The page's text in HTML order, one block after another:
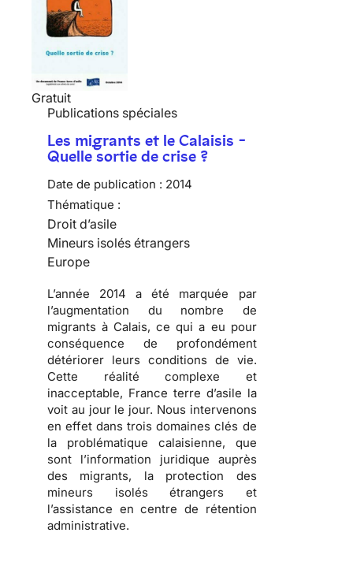
Gratuit
Publications spéciales
Les migrants et le Calaisis -
Quelle sortie de crise ?
Date de publication : 2014
Thématique :
Droit d’asile
Mineurs isolés étrangers
Europe
L’année 2014 a été marquée par
l’augmentation du nombre de
migrants à Calais, ce qui a eu pour
conséquence de profondément
détériorer leurs conditions de vie.
Cette réalité complexe et
inacceptable, France terre d’asile la
voit au jour le jour. Nous intervenons
en effet dans trois domaines clés de
la problématique calaisienne, que
sont l’information juridique auprès
des migrants, la protection des
mineurs isolés étrangers et
l’assistance en centre de rétention
administrative.